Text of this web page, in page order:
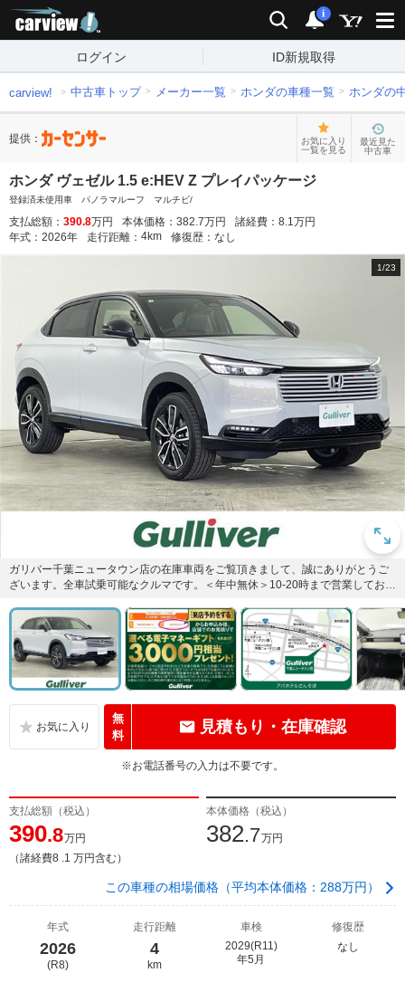
検索 通知
i
ログイン ID新規取得
carview! 中古車トップ メーカー一覧 ホンダの車種一覧 ホンダの
提供：
お気に入り
一覧を見る
最近見た
中古車
ホンダ ヴェゼル 1.5 e:HEV Z プレイパッケージ
登録済未使用車 パノラマルーフ マルチビ/
支払総額： 390.8万円 本体価格： 382.7万円 諸経費： 8.1万円
年式： 2026年 走行距離： 4km 修復歴： なし
1/23
ガリバー千葉ニュータウン店の在庫車両をご覧頂きまして、誠にありがとうご
ざいます。全車試乗可能なクルマです。＜年中無休＞10-20時まで営業しており
無
料
見積もり・在庫確認
※お電話番号の入力は不要です。
支払総額（税込）
390.8万円
（諸経費8 .1 万円含む）
本体価格（税込）
382.7万円
この車種の相場価格（平均本体価格：288万円）
年式
2026
(R8)
走行距離
4
km
車検
2029(R11)
年5月
修復歴
なし